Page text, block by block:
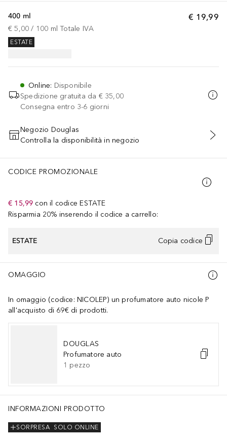
€ 19,99
400 ml
€ 5,00 / 100 ml Totale IVA
ESTATE
Online: Disponibile
Spedizione gratuita da € 35,00
Consegna entro 3-6 giorni
AGGIUNGI AL CARRELLO
Negozio Douglas
Controlla la disponibilità in negozio
CODICE PROMOZIONALE
€ 15,99 con il codice ESTATE
Risparmia 20% inserendo il codice a carrello:
ESTATE Copia codice
OMAGGIO
In omaggio (codice: NICOLEP) un profumatore auto nicole P
all'acquisto di 69€ di prodotti.
DOUGLAS
Profumatore auto
1 pezzo
INFORMAZIONI PRODOTTO
SOLO ONLINE
SORPRESA